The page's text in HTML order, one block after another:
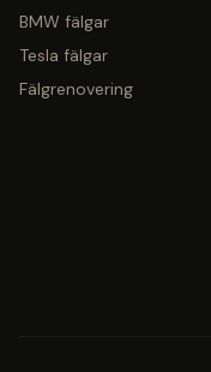
BMW fälgar
Tesla fälgar
Fälgrenovering